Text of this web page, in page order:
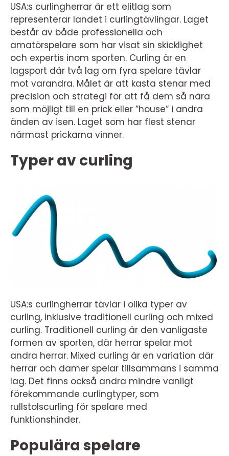
USA:s curlingherrar är ett elitlag som
representerar landet i curlingtävlingar. Laget
består av både professionella och
amatörspelare som har visat sin skicklighet
och expertis inom sporten. Curling är en
lagsport där två lag om fyra spelare tävlar
mot varandra. Målet är att kasta stenar med
precision och strategi för att få dem så nära
som möjligt till en prick eller ”house” i andra
änden av isen. Laget som har flest stenar
närmast prickarna vinner.
Typer av curling
USA:s curlingherrar tävlar i olika typer av
curling, inklusive traditionell curling och mixed
curling. Traditionell curling är den vanligaste
formen av sporten, där herrar spelar mot
andra herrar. Mixed curling är en variation där
herrar och damer spelar tillsammans i samma
lag. Det finns också andra mindre vanligt
förekommande curlingtyper, som
rullstolscurling för spelare med
funktionshinder.
Populära spelare